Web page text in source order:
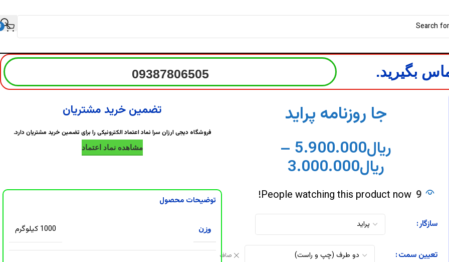
بگیرید. 09387806505
جا روزنامه پراید
ریال5.900.000
–
ریال3.000.000
9
People watching this product now!
سازگار
تعیین سمت صاف
تضمین خرید مشتریان
فروشگاه دیجی ارزان سرا نماد اعتماد الکترونیکی را برای تضمین خرید مشتریان دارد.
مشاهده نماد اعتماد
توضیحات محصول
وزن 1000 کیلوگرم